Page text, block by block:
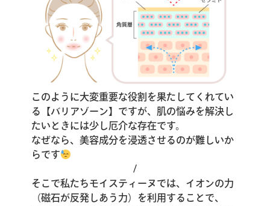
このように大変重要な役割を果たしてくれてい
る【バリアゾーン】ですが、肌の悩みを解決し
たいときには少し厄介な存在です。
なぜなら、美容成分を浸透させるのが難しいか
らです
/
そこで私たちモイスティーヌでは、イオンの力
（磁石が反発しあう力）を利用することで、